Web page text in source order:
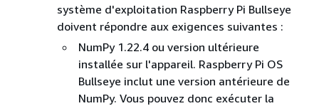
système d'exploitation Raspberry Pi Bullseye
doivent répondre aux exigences suivantes :
NumPy 1.22.4 ou version ultérieure
installée sur l'appareil. Raspberry Pi OS
Bullseye inclut une version antérieure de
NumPy. Vous pouvez donc exécuter la